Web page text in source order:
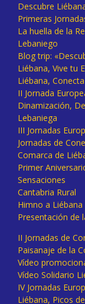
Descubre
Primeras
La huella de la
Lebaniego
Blog trip:
Liébana, Vive tu
Liébana,
II Jornada
Dinamización,
Lebaniega
III Jornadas
Jornadas de
Comarca de
Primer
Sensaciones
Cantabria Rural
Himno a Liébana
Presentación de
II Jornadas de
Paisanaje de la
Vídeo
Vídeo Solidario
IV Jornadas
Liébana, Picos